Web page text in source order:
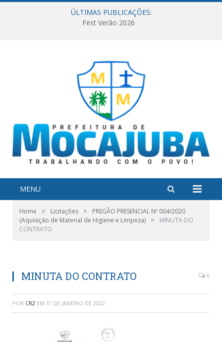
ÚLTIMAS PUBLICAÇÕES:
Fest Verão 2026
MENU
Home » Licitações »
PREGÃO PRESENCIAL Nº 004/2020
(Aquisição de Material de Higiene e Limpeza) »
MINUTA DO
CONTRATO
MINUTA DO CONTRATO 0
POR CR2 EM 31 DE JANEIRO DE 2022